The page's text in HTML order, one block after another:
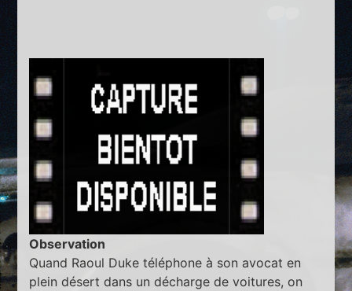
Observation
Quand Raoul Duke téléphone à son avocat en
plein désert dans un décharge de voitures, on